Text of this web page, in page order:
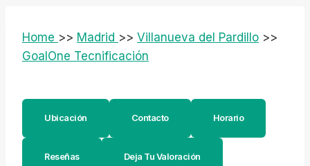
Home >> Madrid >> Villanueva del Pardillo >>
GoalOne Tecnificación
Ubicación Contacto Horario
Reseñas Deja Tu Valoración